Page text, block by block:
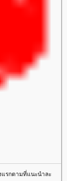
แรกตามที่แนะนำละ